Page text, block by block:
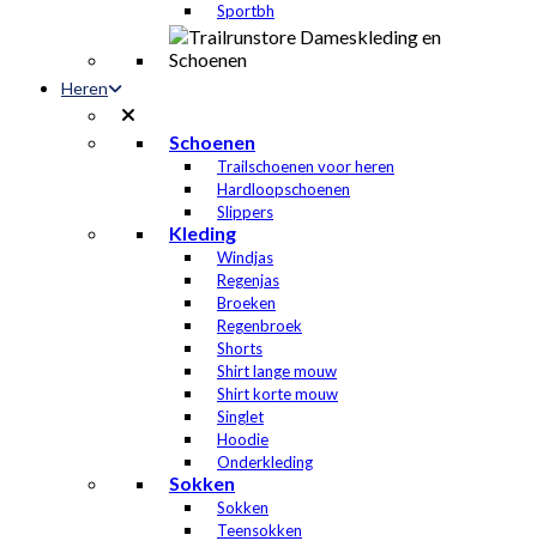
Sportbh
Heren
Schoenen
Trailschoenen voor heren
Hardloopschoenen
Slippers
Kleding
Windjas
Regenjas
Broeken
Regenbroek
Shorts
Shirt lange mouw
Shirt korte mouw
Singlet
Hoodie
Onderkleding
Sokken
Sokken
Teensokken